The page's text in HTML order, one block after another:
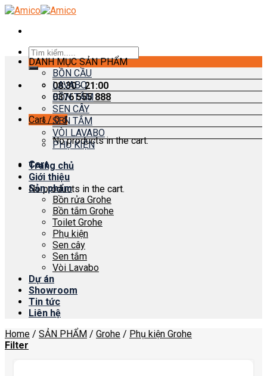
Skip
content
Search
for:
08:30 - 21:00
0376 555 888
Cart /0₫
No products in the cart.
Cart
No products in the cart.
DANH MỤC SẢN PHẨM
BỒN CẦU
LAVABO
BỒN TẮM
SEN CÂY
SEN TẮM
VÒI LAVABO
PHỤ KIỆN
Trang chủ
Giới thiệu
Sản phẩm
Bồn rửa Grohe
Bồn tắm Grohe
Toilet Grohe
Phụ kiện
Sen cây
Sen tắm
Vòi Lavabo
Dự án
Showroom
Tin tức
Liên hệ
Home / SẢN PHẨM / Grohe / Phụ kiện Grohe
Filter